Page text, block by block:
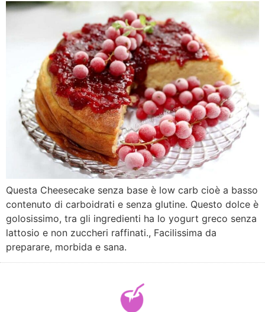
Questa Cheesecake senza base è low carb cioè a basso
contenuto di carboidrati e senza glutine. Questo dolce è
golosissimo, tra gli ingredienti ha lo yogurt greco senza
lattosio e non zuccheri raffinati., Facilissima da
preparare, morbida e sana.